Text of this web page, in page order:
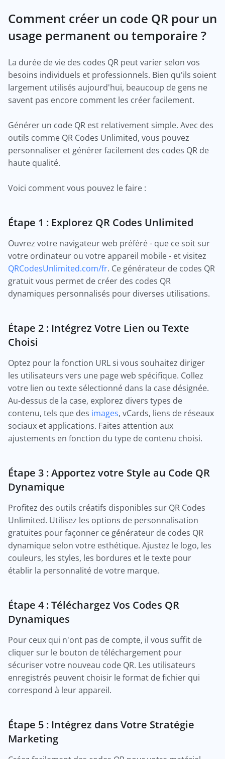
Comment créer un code QR pour un
usage permanent ou temporaire ?
La durée de vie des codes QR peut varier selon vos
besoins individuels et professionnels. Bien qu'ils soient
largement utilisés aujourd'hui, beaucoup de gens ne
savent pas encore comment les créer facilement.
Générer un code QR est relativement simple. Avec des
outils comme QR Codes Unlimited, vous pouvez
personnaliser et générer facilement des codes QR de
haute qualité.
Voici comment vous pouvez le faire :
Étape 1 : Explorez QR Codes Unlimited
Ouvrez votre navigateur web préféré - que ce soit sur
votre ordinateur ou votre appareil mobile - et visitez
QRCodesUnlimited.com/fr. Ce générateur de codes QR
gratuit vous permet de créer des codes QR
dynamiques personnalisés pour diverses utilisations.
Étape 2 : Intégrez Votre Lien ou Texte
Choisi
Optez pour la fonction URL si vous souhaitez diriger
les utilisateurs vers une page web spécifique. Collez
votre lien ou texte sélectionné dans la case désignée.
Au-dessus de la case, explorez divers types de
contenu, tels que des images, vCards, liens de réseaux
sociaux et applications. Faites attention aux
ajustements en fonction du type de contenu choisi.
Étape 3 : Apportez votre Style au Code QR
Dynamique
Profitez des outils créatifs disponibles sur QR Codes
Unlimited. Utilisez les options de personnalisation
gratuites pour façonner ce générateur de codes QR
dynamique selon votre esthétique. Ajustez le logo, les
couleurs, les styles, les bordures et le texte pour
établir la personnalité de votre marque.
Étape 4 : Téléchargez Vos Codes QR
Dynamiques
Pour ceux qui n'ont pas de compte, il vous suffit de
cliquer sur le bouton de téléchargement pour
sécuriser votre nouveau code QR. Les utilisateurs
enregistrés peuvent choisir le format de fichier qui
correspond à leur appareil.
Étape 5 : Intégrez dans Votre Stratégie
Marketing